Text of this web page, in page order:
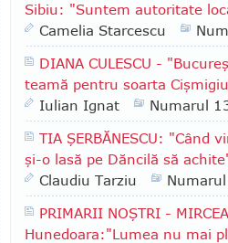
Sibiu: "Suntem autoritate
Camelia Starcescu
DIANA CULESCU -
teamă pentru soarta
Iulian Ignat
Numarul
TIA ŞERBĂNESCU: "Când
şi-o lasă pe Dăncilă să
Claudiu Tarziu
PRIMARII NOŞTRI -
Hunedoara:"Lumea nu mai